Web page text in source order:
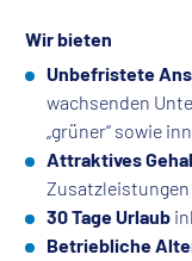
Wir bieten
Unbefristete
wachsenden
„grüner“ sowie
Attraktives
30 Tage Urlaub
Betriebliche